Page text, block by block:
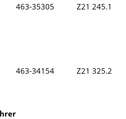
463-35305 Z21 245.1
463-34154 Z21 325.2